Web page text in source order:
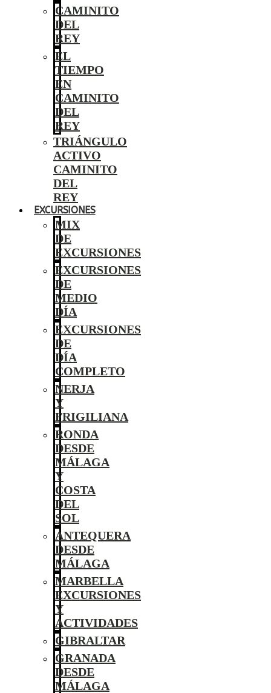
CAMINITO
DEL
REY
EL
TIEMPO
EN
CAMINITO
DEL
REY
TRIÁNGULO
ACTIVO
CAMINITO
DEL
REY
EXCURSIONES
MIX
DE
EXCURSIONES
EXCURSIONES
DE
MEDIO
DÍA
EXCURSIONES
DE
DÍA
COMPLETO
NERJA
Y
FRIGILIANA
RONDA
DESDE
MÁLAGA
Y
COSTA
DEL
SOL
ANTEQUERA
DESDE
MÁLAGA
MARBELLA
EXCURSIONES
Y
ACTIVIDADES
GIBRALTAR
GRANADA
DESDE
MÁLAGA